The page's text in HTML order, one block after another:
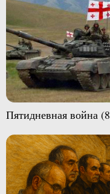
Пятидневная война